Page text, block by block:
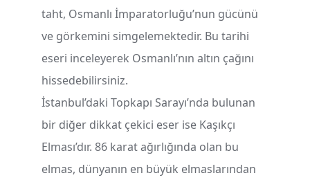
taht, Osmanlı İmparatorluğu’nun gücünü
ve görkemini simgelemektedir. Bu tarihi
eseri inceleyerek Osmanlı’nın altın çağını
hissedebilirsiniz.
İstanbul’daki Topkapı Sarayı’nda bulunan
bir diğer dikkat çekici eser ise Kaşıkçı
Elması’dır. 86 karat ağırlığında olan bu
elmas, dünyanın en büyük elmaslarından